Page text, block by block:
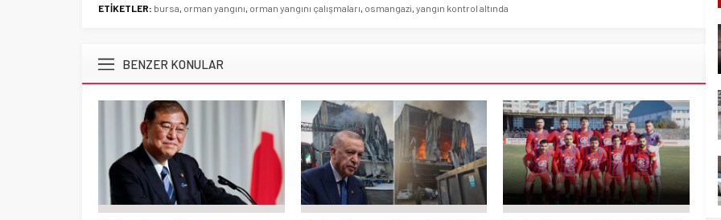
ETİKETLER: bursa orman yangını orman yangını çalışmaları osmangazi yangın kontrol altında
BENZER KONULAR